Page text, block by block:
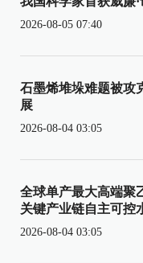
2026-08-05 07:40
石墨烯堆垛难题被攻
展
2026-08-04 03:05
全球单产最大高端聚
关键产业链自主可控
2026-08-04 03:05